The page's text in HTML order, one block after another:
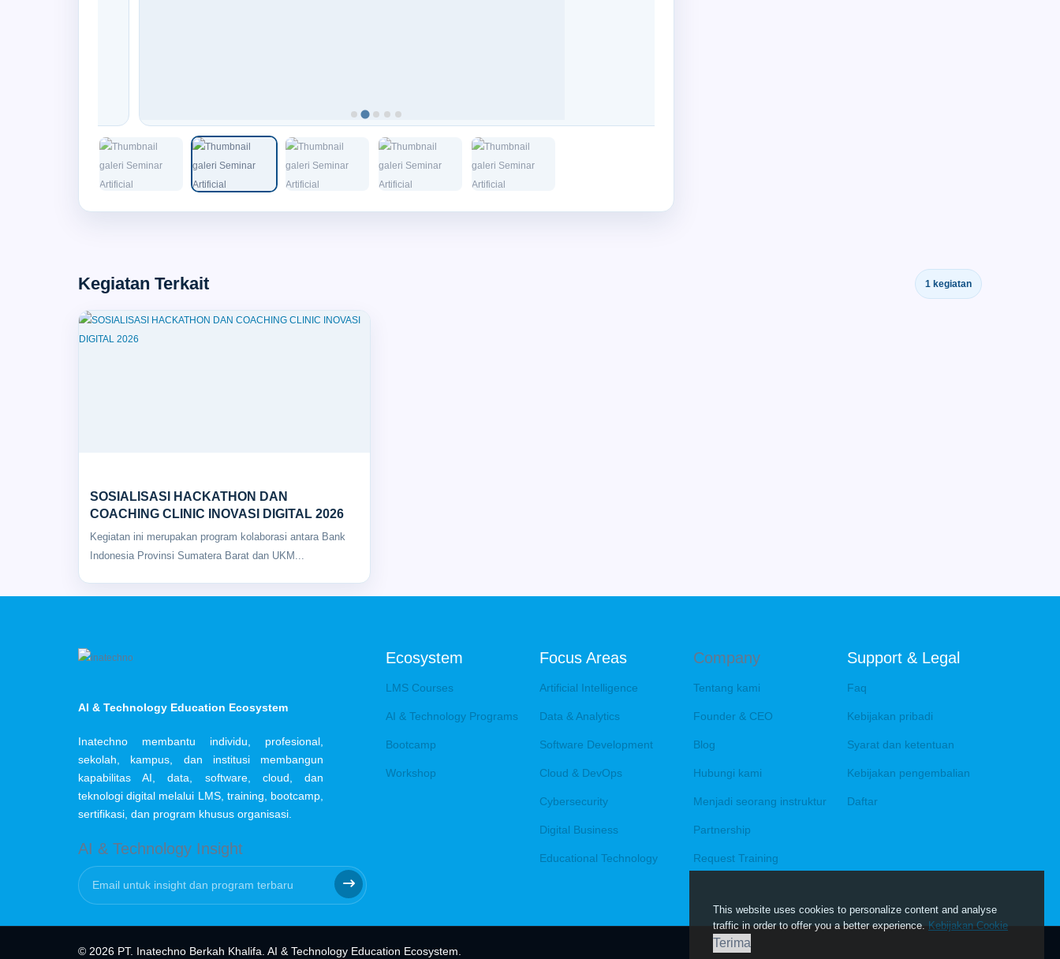
This website uses cookies to personalize content and analyse
traffic in order to offer you a better experience. Kebijakan Cookie
Terima
Kegiatan Terkait 1 kegiatan
SOSIALISASI HACKATHON DAN
COACHING CLINIC INOVASI DIGITAL 2026
Kegiatan ini merupakan program kolaborasi antara Bank
Indonesia Provinsi Sumatera Barat dan UKM...
AI & Technology Education Ecosystem
Inatechno membantu individu, profesional,
sekolah, kampus, dan institusi membangun
kapabilitas AI, data, software, cloud, dan
teknologi digital melalui LMS, training, bootcamp,
sertifikasi, dan program khusus organisasi.
AI & Technology Insight
Ecosystem
LMS Courses
AI & Technology Programs
Bootcamp
Workshop
Focus Areas
Artificial Intelligence
Data & Analytics
Software Development
Cloud & DevOps
Cybersecurity
Digital Business
Educational Technology
Company
Tentang kami
Founder & CEO
Blog
Hubungi kami
Menjadi seorang instruktur
Partnership
Request Training
Support & Legal
Faq
Kebijakan pribadi
Syarat dan ketentuan
Kebijakan pengembalian
Daftar
© 2026 PT. Inatechno Berkah Khalifa. AI & Technology Education Ecosystem.